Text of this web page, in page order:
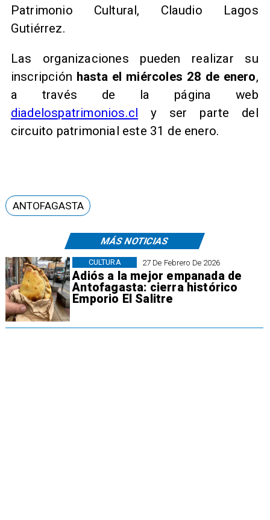
Patrimonio Cultural, Claudio Lagos
Gutiérrez.
​Las organizaciones pueden realizar su
inscripción hasta el miércoles 28 de enero,
a través de la página web
diadelospatrimonios.cl
y ser parte del
circuito patrimonial este 31 de enero.
MÁS NOTICIAS
27 De Febrero De 2026
Adiós a la mejor empanada de
Antofagasta: cierra histórico
Emporio El Salitre
CULTURA
ANTOFAGASTA